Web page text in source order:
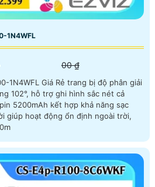
1N4WFL
00 ₫
1N4WFL Giá Rẻ trang bị độ phân giải
102°, hỗ trợ ghi hình sắc nét cả
giúp hoạt động ổn định ngoài trời,